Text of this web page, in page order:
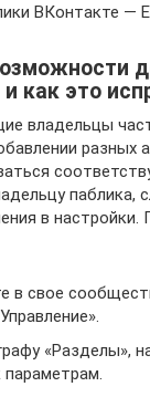
ВКонтакте —
как это
владельцы
разных
паблика,
в настройки.
в свое
«Разделы»,
параметрам.